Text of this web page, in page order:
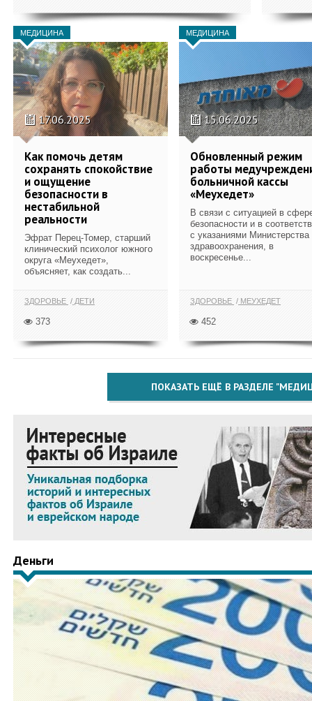
МЕДИЦИНА
17.06.2025
Как помочь детям
сохранять спокойствие
и ощущение
безопасности в
нестабильной
реальности
Эфрат Перец-Томер, старший
клинический психолог южного
округа «Меухедет»,
объясняет, как создать...
ЗДОРОВЬЕ ДЕТИ
373
МЕДИЦИНА
15.06.2025
Обновленный режим
работы
больничной кассы
«Меухедет»
В связи с ситуацией в
безопасности и в
с указаниями Министерства
здравоохранения, в
воскресенье...
ЗДОРОВЬЕ МЕУХЕДЕТ
452
ПОКАЗАТЬ ЕЩЁ В РАЗДЕЛЕ
Деньги